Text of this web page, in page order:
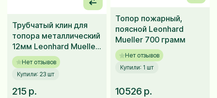
Трубчатый клин для
топора металлический
12мм Leonhard Mueller
4 шт
Нет отзывов
Купили: 23 шт
215 р.
Топор пожарный,
поясной Leonhard
Mueller 700 грамм
Нет отзывов
Купили: 1 шт
10526 р.